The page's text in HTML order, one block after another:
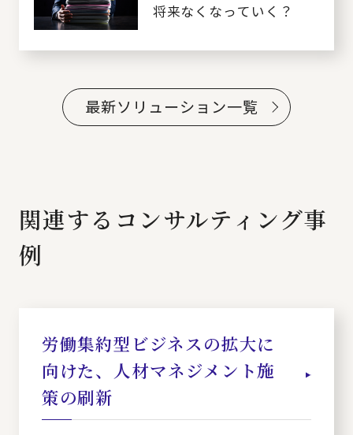
将来なくなっていく？
最新ソリューション一覧
関連するコンサルティング事
例
労働集約型ビジネスの拡大に
向けた、人材マネジメント施
策の刷新